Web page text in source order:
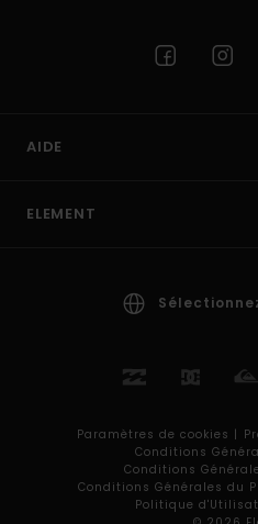
AIDE
ELEMENT
Paramètres de cookies |
Conditions
Conditions
Conditions Générales du
Politique